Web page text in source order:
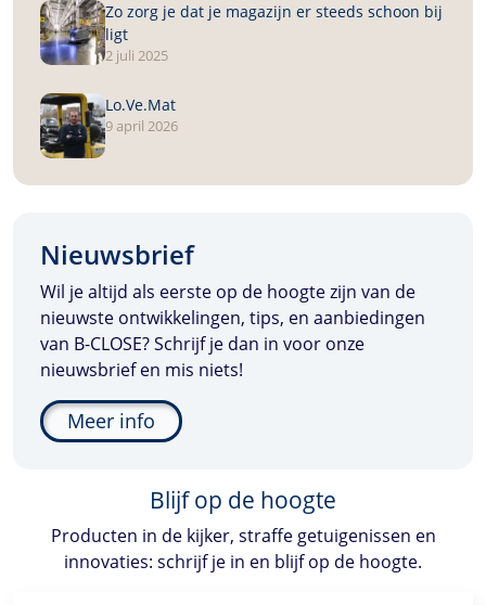
Zo zorg je dat je magazijn er steeds schoon bij
ligt
2 juli 2025
Lo.Ve.Mat
9 april 2026
Nieuwsbrief
Wil je altijd als eerste op de hoogte zijn van de
nieuwste ontwikkelingen, tips, en aanbiedingen
van B-CLOSE? Schrijf je dan in voor onze
nieuwsbrief en mis niets!
Meer info
Blijf op de hoogte
Producten in de kijker, straffe getuigenissen en
innovaties: schrijf je in en blijf op de hoogte.